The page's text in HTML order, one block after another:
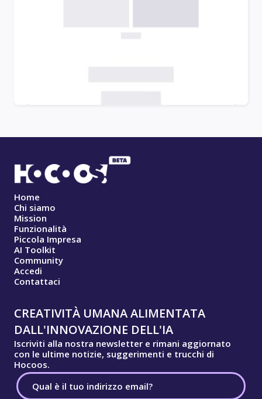
Home
Chi siamo
Mission
Funzionalità
Piccola Impresa
AI Toolkit
Community
Accedi
Contattaci
CREATIVITÀ UMANA ALIMENTATA
DALL'INNOVAZIONE DELL'IA
Iscriviti alla nostra newsletter e rimani aggiornato
con le ultime notizie, suggerimenti e trucchi di
Hocoos.